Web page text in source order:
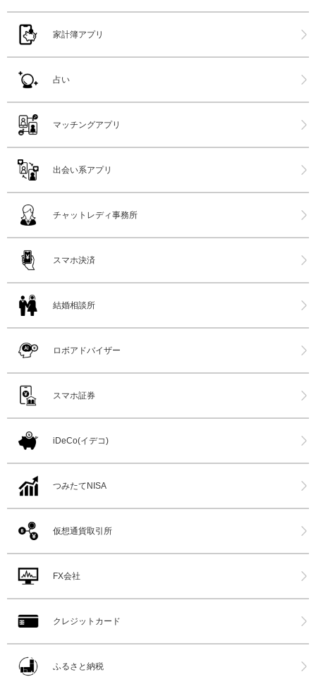
家計簿アプリ
占い
マッチングアプリ
出会い系アプリ
チャットレディ事務所
スマホ決済
結婚相談所
ロボアドバイザー
スマホ証券
iDeCo(イデコ)
つみたてNISA
仮想通貨取引所
FX会社
クレジットカード
ふるさと納税